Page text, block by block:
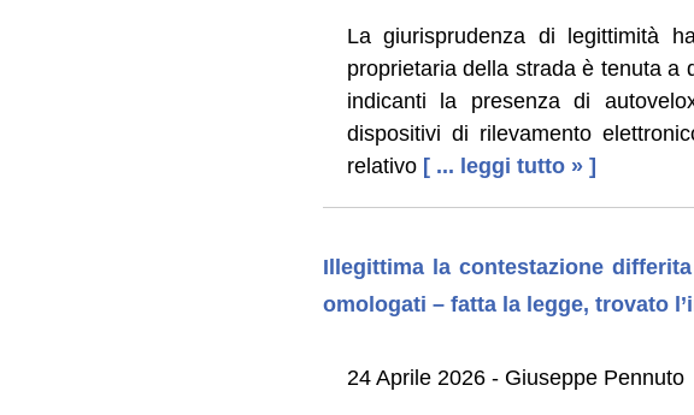
La giurisprudenza di legittimità
proprietaria della strada è tenuta a
indicanti la presenza di
dispositivi di rilevamento
relativo [ ... leggi tutto » ]
Illegittima la contestazione
omologati – fatta la legge, trovato
24 Aprile 2026 - Giuseppe Pennuto